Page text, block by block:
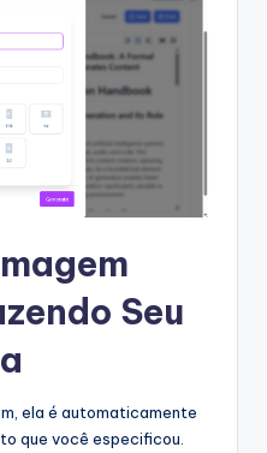
Seu
ela é automaticamente
que você especificou.